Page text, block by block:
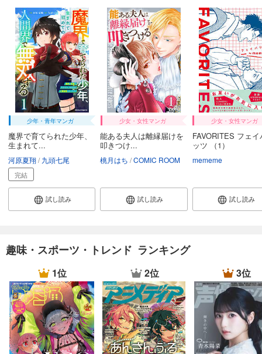
フォトコン2025年1月号
1,048円 (税込)
カート
試し読み
あらすじを表示する
フォトコン2024年12月号
1,048円 (税込)
カート
試し読み
フォトコン2024年11月号
1,048円 (税込)
あらすじを表示する
フォトコン2024年10月号
1,048円 (税込)
カート
試し読み
あらすじを表示する
少年・青年マンガ
魔界で育てられた少年、
生まれて...
河原夏翔 九頭七尾
完結
試し読み
少女・女性マンガ
能ある夫人は離縁届けを
叩きつけ...
桃月はち COMIC ROOM
試し読み
少女・女性マンガ
FAVORITES フェイ
ッツ （1）
mememe
試し読み
趣味・スポーツ・トレンド ランキング
1位 2位 3位